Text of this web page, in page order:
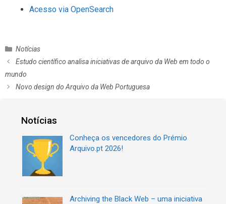
Acesso via OpenSearch
C
a
g
Notícias
N
a
Estudo científico analisa iniciativas de arquivo da Web em todo o
mundo
Novo design do Arquivo da Web Portuguesa
Notícias
Conheça os vencedores do Prémio
Arquivo.pt 2026!
Archiving the Black Web – uma iniciativa